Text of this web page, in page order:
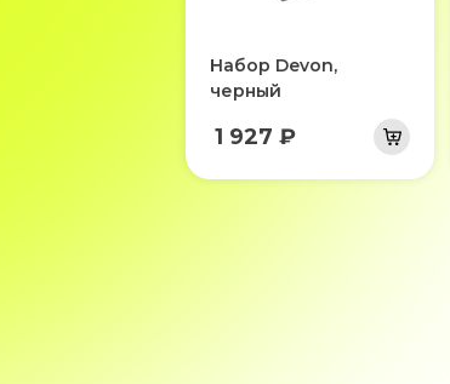
Набор Devon,
черный
1 927 ₽